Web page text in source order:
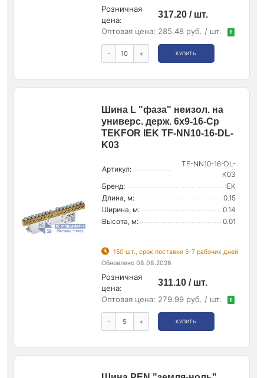
Розничная
цена:
317.20 / шт.
Оптовая цена: 285.48 руб. / шт. !
- + КУПИТЬ
Шина L "фаза" неизол. на
универс. держ. 6х9-16-Ср
TEKFOR IEK TF-NN10-16-DL-
K03
Артикул:
TF-NN10-16-DL-
K03
Бренд:
IEK
Длина, м:
0.15
Ширина, м:
0.14
Высота, м:
0.01
150 шт., срок поставки 5-7 рабочих дней
Обновлено 08.08.2026
Розничная
цена:
311.10 / шт.
Оптовая цена: 279.99 руб. / шт. !
- + КУПИТЬ